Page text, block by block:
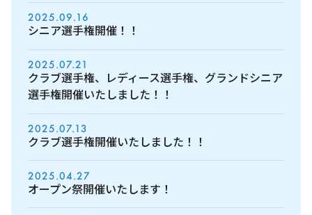
2025.09.16
シニア選手権開催！！
2025.07.21
クラブ選手権、レディース選手権、グランドシニア
選手権開催いたしました！！
2025.07.13
クラブ選手権開催いたしました！！
2025.04.27
オープン祭開催いたします！